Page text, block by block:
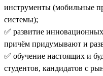
инструменты (мобильные
системы);
✅ развитие
причём придумывают и
✅ обучение настоящих и
студентов, кандидатов с